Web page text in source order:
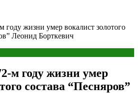
жизни умер вокалист золотого
Леонид Борткевич
м году жизни умер
состава “Песняров”